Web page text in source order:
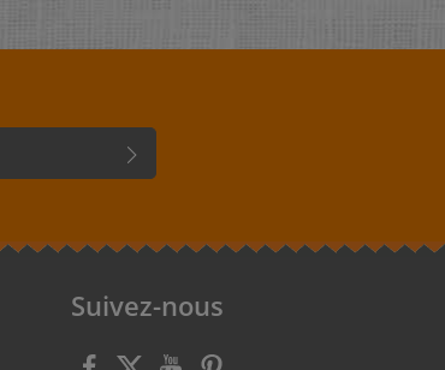
Suivez-nous